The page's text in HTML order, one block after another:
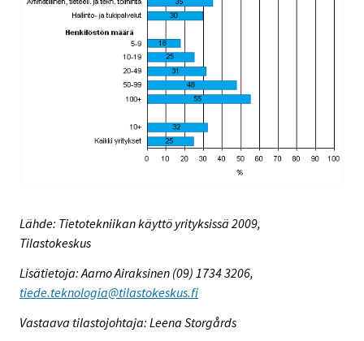
Lähde: Tietotekniikan käyttö yrityksissä 2009,
Tilastokeskus
Lisätietoja: Aarno Airaksinen (09) 1734 3206,
tiede.teknologia@tilastokeskus.fi
Vastaava tilastojohtaja: Leena Storgårds